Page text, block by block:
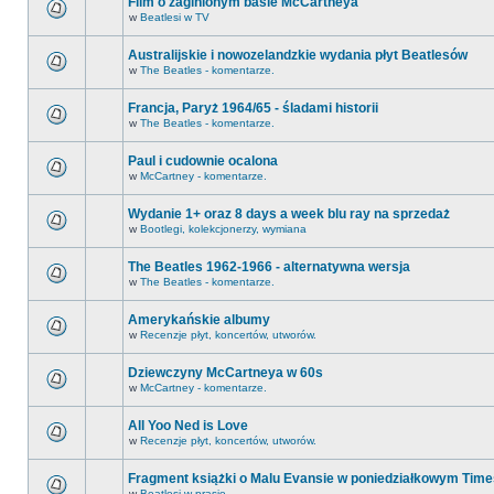
w Beatlesi w TV
Australijskie i nowozelandzkie wydania płyt Beatlesów
w The Beatles - komentarze.
Francja, Paryż 1964/65 - śladami historii
w The Beatles - komentarze.
Paul i cudownie ocalona
w McCartney - komentarze.
Wydanie 1+ oraz 8 days a week blu ray na sprzedaż
w Bootlegi, kolekcjonerzy, wymiana
The Beatles 1962-1966 - alternatywna wersja
w The Beatles - komentarze.
Amerykańskie albumy
w Recenzje płyt, koncertów, utworów.
Dziewczyny McCartneya w 60s
w McCartney - komentarze.
All Yoo Ned is Love
w Recenzje płyt, koncertów, utworów.
Fragment książki o Malu Evansie w poniedziałkowym